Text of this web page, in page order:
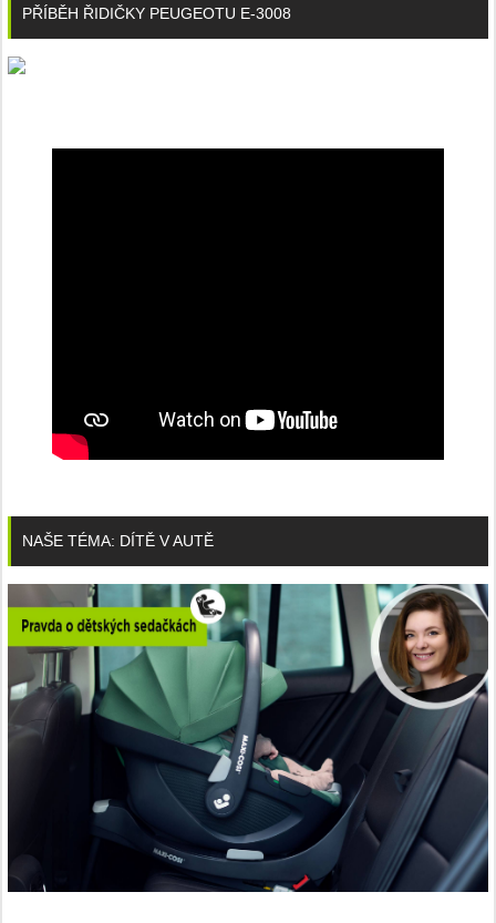
PŘÍBĚH ŘIDIČKY PEUGEOTU E-3008
NAŠE TÉMA: DÍTĚ V AUTĚ